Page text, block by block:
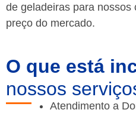
de geladeiras para nossos
preço do mercado.
O que está
nossos
Atendimento a